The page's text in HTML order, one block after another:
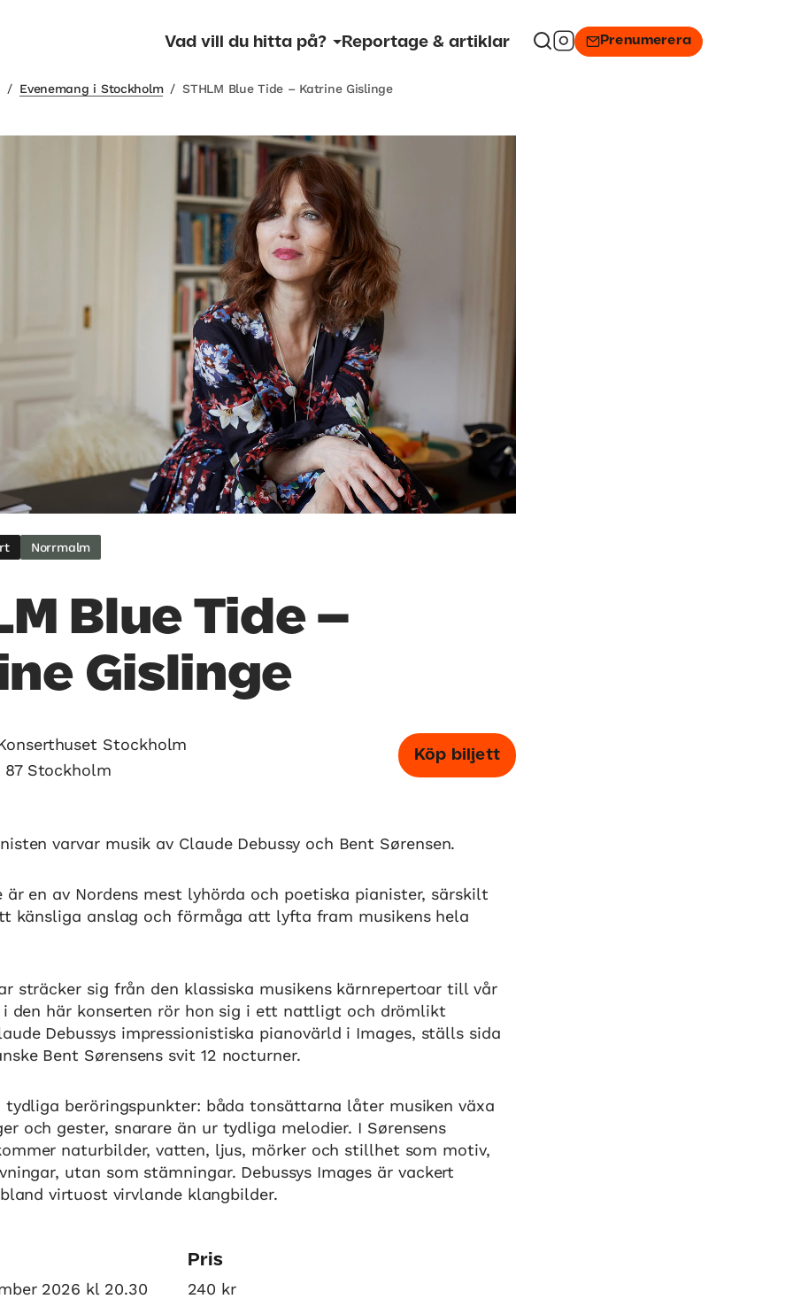
Vad vill du hitta på? Reportage & artiklar Prenumerera
/ Evenemang i Stockholm / STHLM Blue Tide – Katrine Gislinge
Norrmalm
Blue Tide –
Gislinge
Stockholm
87 Stockholm
Köp biljett
varvar musik av Claude Debussy och Bent Sørensen.
är en av Nordens mest lyhörda och poetiska pianister, särskilt
känsliga anslag och förmåga att lyfta fram musikens hela
sträcker sig från den klassiska musikens kärnrepertoar till vår
den här konserten rör hon sig i ett nattligt och drömlikt
Debussys impressionistiska pianovärld i Images, ställs sida
Bent Sørensens svit 12 nocturner.
tydliga beröringspunkter: båda tonsättarna låter musiken växa
och gester, snarare än ur tydliga melodier. I Sørensens
naturbilder, vatten, ljus, mörker och stillhet som motiv,
utan som stämningar. Debussys Images är vackert
virtuost virvlande klangbilder.
2026 kl 20.30
Pris
240 kr